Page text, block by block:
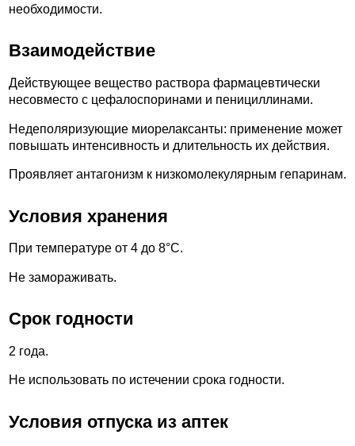
необходимости.
Взаимодействие
Действующее вещество раствора фармацевтически
несовместо с цефалоспоринами и пенициллинами.
Недеполяризующие миорелаксанты: применение может
повышать интенсивность и длительность их действия.
Проявляет антагонизм к низкомолекулярным гепаринам.
Условия хранения
При температуре от 4 до 8°С.
Не замораживать.
Срок годности
2 года.
Не использовать по истечении срока годности.
Условия отпуска из аптек